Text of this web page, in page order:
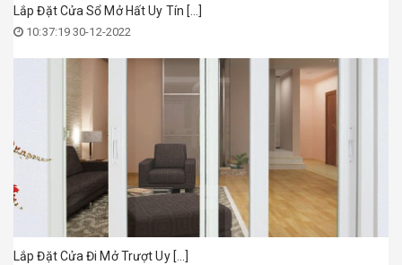
Lắp Đặt Cửa Sổ Mở Hất Uy Tín [...]
10:37:19 30-12-2022
Lắp Đặt Cửa Đi Mở Trượt Uy [...]